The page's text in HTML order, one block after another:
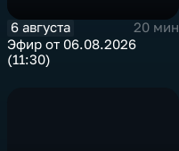
6 августа
20 мин
Эфир от 06.08.2026
(11:30)